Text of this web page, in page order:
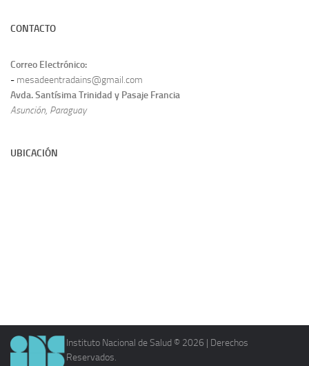
CONTACTO
Correo Electrónico:
- mesadeentradains@gmail.com
Avda. Santísima Trinidad y Pasaje Francia
Asunción, Paraguay
UBICACIÓN
Instituto Nacional de Salud © 2026 | Derechos
Reservados.